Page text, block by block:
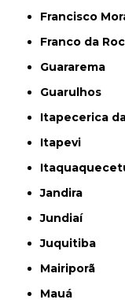
Francisco
Franco da
Guararema
Guarulhos
Itapecerica
Itapevi
Jandira
Jundiaí
Juquitiba
Mairiporã
Mauá